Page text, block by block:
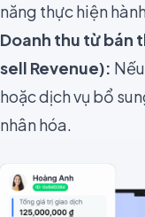
năng thực hiện
Doanh thu từ bán
sell Revenue):
hoặc dịch vụ bổ
nhân hóa.